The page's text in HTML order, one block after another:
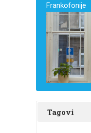
Frankofonije
Tagovi